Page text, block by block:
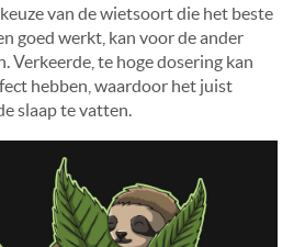
van de wietsoort die het beste
goed werkt, kan voor de ander
Verkeerde, te hoge dosering kan
hebben, waardoor het juist
slaap te vatten.